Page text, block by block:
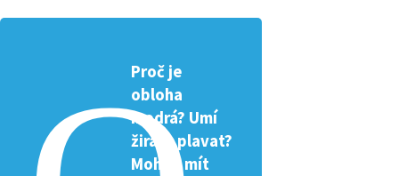
Proč je
obloha
modrá? Umí
žirafa plavat?
Mohou mít